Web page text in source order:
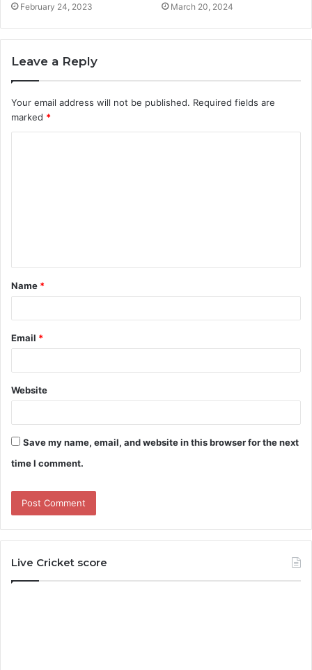
February 24, 2023 March 20, 2024
Leave a Reply
Your email address will not be published. Required fields are
marked *
t
*
Name *
Email *
Website
Save my name, email, and website in this browser for the next
time I comment.
Live Cricket score